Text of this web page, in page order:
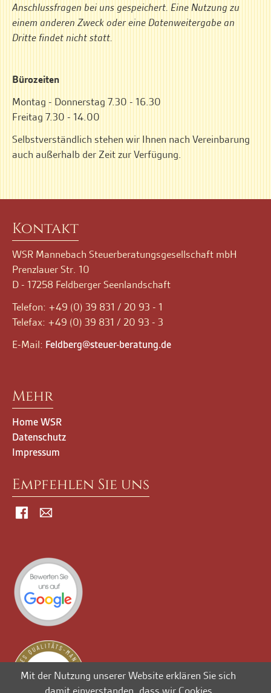
Anschlussfragen bei uns gespeichert. Eine Nutzung zu
einem anderen Zweck oder eine Datenweitergabe an
Dritte findet nicht statt.
Bürozeiten
Montag - Donnerstag 7.30 - 16.30
Freitag 7.30 - 14.00
Selbstverständlich stehen wir Ihnen nach Vereinbarung
auch außerhalb der Zeit zur Verfügung.
Kontakt
WSR Mannebach Steuerberatungsgesellschaft mbH
Prenzlauer Str. 10
D - 17258 Feldberger Seenlandschaft
Telefon: +49 (0) 39 831 / 20 93 - 1
Telefax: +49 (0) 39 831 / 20 93 - 3
E-Mail: Feldberg@steuer-beratung.de
Mehrüberspringen
Home WSR
Datenschutz
Impressum
Empfehlen Sie uns
Facebook
Mit der Nutzung unserer Website erklären Sie sich